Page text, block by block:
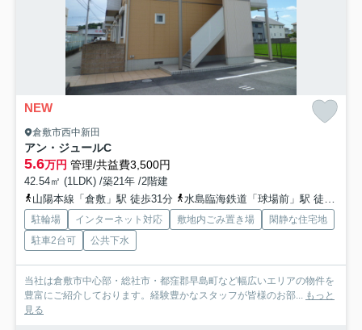
NEW
倉敷市西中新田
アン・ジュールC
5.6万円 管理/共益費3,500円
42.54㎡ (1LDK) /築21年 /2階建
山陽本線「倉敷」駅 徒歩31分
水島臨海鉄道「球場前」駅 徒歩32分
駐輪場 インターネット対応 敷地内ごみ置き場
閑静な住宅地
駐車2台可
公共下水
当社は倉敷市中心部・総社市・都窪郡早島町など幅広いエリアの物件を
豊富にご紹介しております。経験豊かなスタッフが皆様のお部... もっと
見る